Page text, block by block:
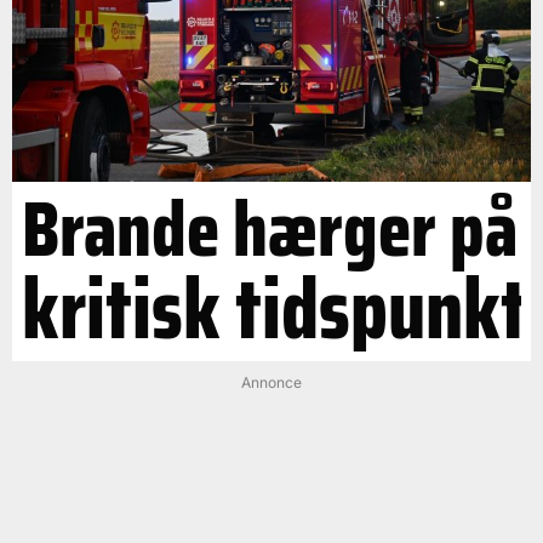
Brande hærger på
kritisk tidspunkt
Annonce